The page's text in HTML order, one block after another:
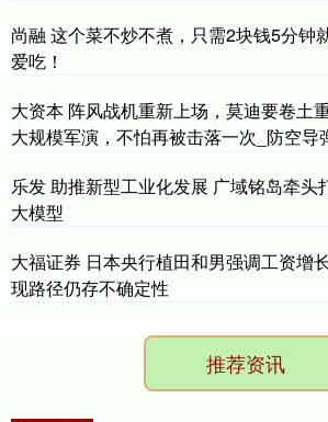
尚融 这个菜不炒不煮，只需2块钱5分钟
爱吃！
大资本 阵风战机重新上场，莫迪要卷土
大规模军演，不怕再被击落一次_防空导
乐发 助推新型工业化发展 广域铭岛牵头
大模型
大福证券 日本央行植田和男强调工资增
现路径仍存不确定性
推荐资讯